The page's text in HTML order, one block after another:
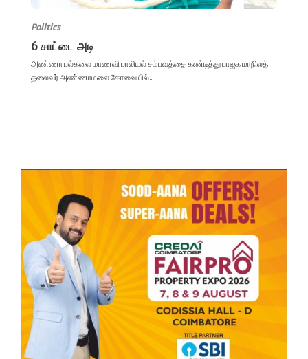
Politics
6 சாட்டை அடி
அண்ணா பல்கலை மாணவி பாலியல் சம்பவத்தை கண்டித்து பாஜக மாநிலத்
தலைவர் அண்ணாமலை கோவையில்...